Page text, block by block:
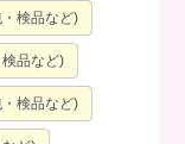
検品など)
品など)
検品など)